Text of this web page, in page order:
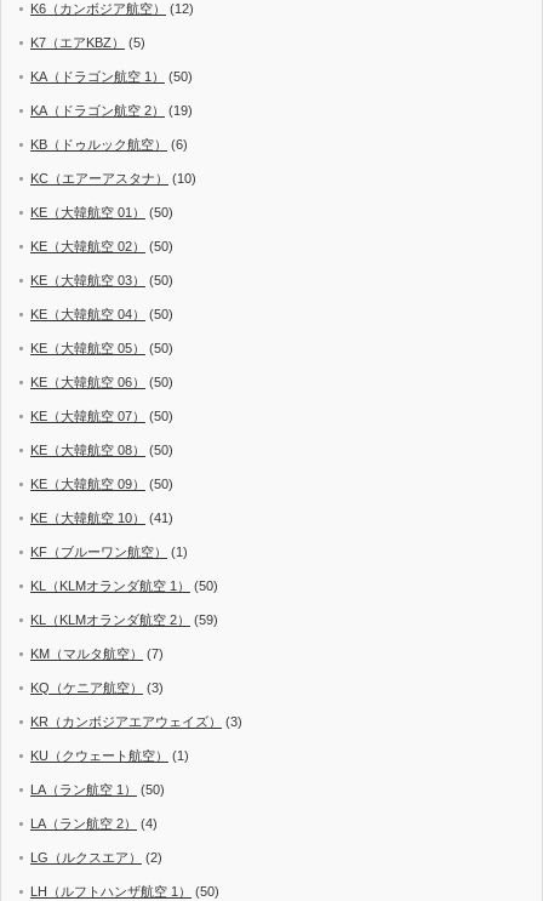
K6（カンボジア航空） (12)
K7（エアKBZ） (5)
KA（ドラゴン航空 1） (50)
KA（ドラゴン航空 2） (19)
KB（ドゥルック航空） (6)
KC（エアーアスタナ） (10)
KE（大韓航空 01） (50)
KE（大韓航空 02） (50)
KE（大韓航空 03） (50)
KE（大韓航空 04） (50)
KE（大韓航空 05） (50)
KE（大韓航空 06） (50)
KE（大韓航空 07） (50)
KE（大韓航空 08） (50)
KE（大韓航空 09） (50)
KE（大韓航空 10） (41)
KF（ブルーワン航空） (1)
KL（KLMオランダ航空 1） (50)
KL（KLMオランダ航空 2） (59)
KM（マルタ航空） (7)
KQ（ケニア航空） (3)
KR（カンボジアエアウェイズ） (3)
KU（クウェート航空） (1)
LA（ラン航空 1） (50)
LA（ラン航空 2） (4)
LG（ルクスエア） (2)
LH（ルフトハンザ航空 1） (50)